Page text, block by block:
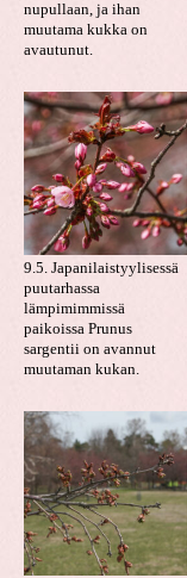
nupullaan, ja ihan
muutama kukka on
avautunut.
9.5. Japanilaistyylisessä
puutarhassa
lämpimimmissä
paikoissa Prunus
sargentii on avannut
muutaman kukan.